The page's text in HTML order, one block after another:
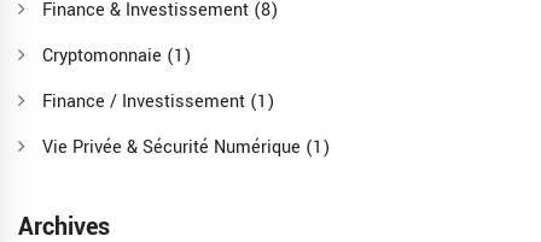
Finance & Investissement (8)
Cryptomonnaie (1)
Finance / Investissement (1)
Vie Privée & Sécurité Numérique (1)
Archives